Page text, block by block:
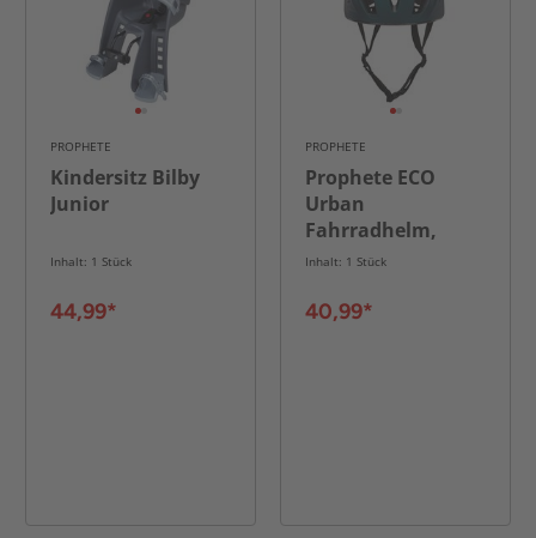
PROPHETE
Kindersitz Bilby
Junior
Inhalt: 1 Stück
44,99*
PROPHETE
Prophete ECO
Urban
Fahrradhelm,
Größe: 52-59 cm,
Inhalt: 1 Stück
40,99*